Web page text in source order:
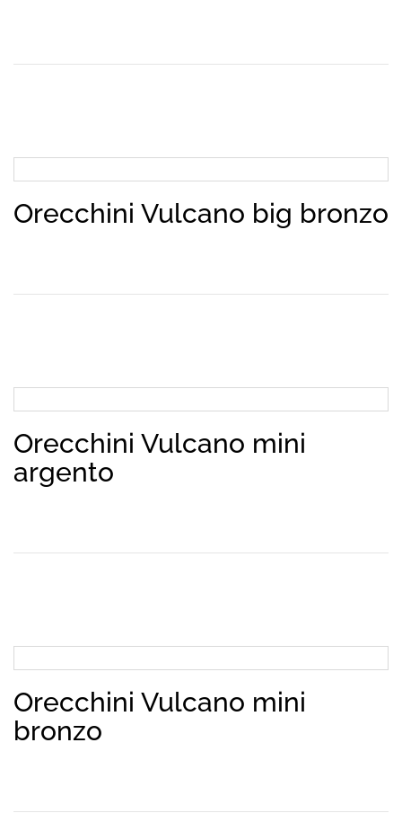
Orecchini Vulcano big bronzo
Orecchini Vulcano mini
argento
Orecchini Vulcano mini
bronzo